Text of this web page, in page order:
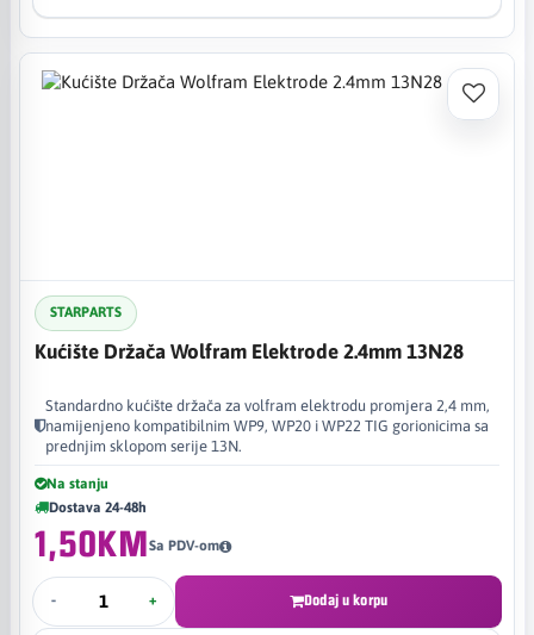
STARPARTS
Kućište Držača Wolfram Elektrode 2.4mm 13N28
Standardno kućište držača za volfram elektrodu promjera 2,4 mm,
namijenjeno kompatibilnim WP9, WP20 i WP22 TIG gorionicima sa
prednjim sklopom serije 13N.
Na stanju
Dostava 24-48h
1,50KMSa PDV-om
- + Dodaj u korpu